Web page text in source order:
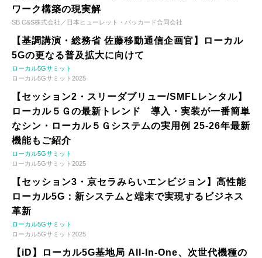
ワーク構築の現実解
SB C&S株式会社／日本ヒューレット・パッカード合同会社
【基調講演・総務省 佐藤移動通信企画官】ローカル
5Gの更なる普及拡大に向けて
ローカル5Gサミット
ローカル5Gサミット2025
【セッション2・スリーダブリュー/SMFLレンタル】
ローカル５Ｇの最新トレンド 導入・実装が一番簡単
なシン・ローカル５Ｇシステムの実用例 25-26年最新
機能もご紹介
ローカル5Gサミット
ローカル5Gサミット2025
【セッション3・京セラみらいエンビジョン】高性能
ローカル5G：新システムと端末で実現するビジネス
革新
ローカル5Gサミット
ローカル5Gサミット2025
【iD】ローカル5G基地局 All-In-One、次世代機種の